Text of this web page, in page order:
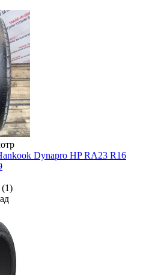
Dynapro HP RA23 R16
(1)